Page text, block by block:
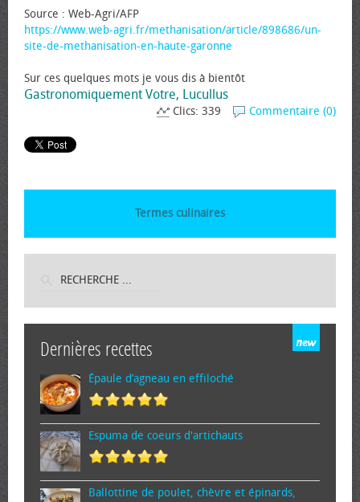
Source : Web-Agri/AFP
https://www.web-agri.fr/methanisation/article/898686/un-
site-de-methanisation-en-haute-garonne
Sur ces quelques mots je vous dis à bientôt
Gastronomiquement Votre, Lucullus
Commentaire (0)
Clics: 339
Termes culinaires
Dernières recettes
Épaule d’agneau en effiloché
Espuma de cœurs d'artichauts
Ballottine de poulet, chèvre et épinards,